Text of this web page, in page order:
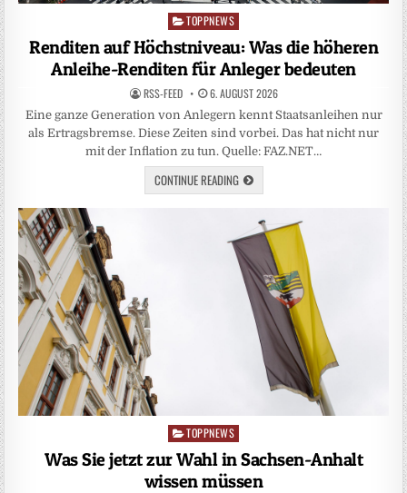
Posted
in
TOPPNEWS
Renditen auf Höchstniveau: Was die höheren
Anleihe-Renditen für Anleger bedeuten
RSS-FEED 6. AUGUST 2026
Eine ganze Generation von Anlegern kennt Staatsanleihen nur
als Ertragsbremse. Diese Zeiten sind vorbei. Das hat nicht nur
mit der Inflation zu tun. Quelle: FAZ.NET…
CONTINUE READING
Posted
in
TOPPNEWS
Was Sie jetzt zur Wahl in Sachsen-Anhalt
wissen müssen